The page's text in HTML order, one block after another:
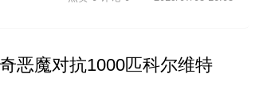
恶魔对抗1000匹科尔维特